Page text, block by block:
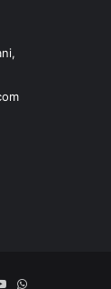
YouTubeWhatsApp